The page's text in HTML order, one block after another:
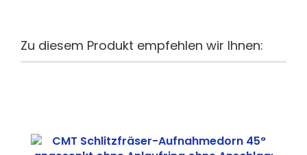
Zu diesem Produkt empfehlen wir Ihnen: